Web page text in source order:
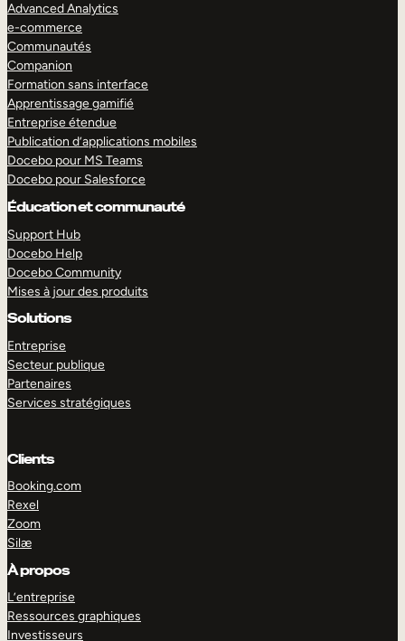
Advanced Analytics
e-commerce
Communautés
Companion
Formation sans interface
Apprentissage gamifié
Entreprise étendue
Publication d’applications mobiles
Docebo pour MS Teams
Docebo pour Salesforce
Éducation et communauté
Support Hub
Docebo Help
Docebo Community
Mises à jour des produits
Solutions
Entreprise
Secteur publique
Partenaires
Services stratégiques
Clients
Booking.com
Rexel
Zoom
Silæ
À propos
L’entreprise
Ressources graphiques
Investisseurs